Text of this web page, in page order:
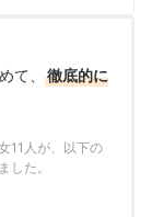
ク、ギフトアイ
証を担当。「ユ
ーに、日々の業
リスタとして現
ルなレビューを
て、
徹底的に
11人が、以下の
した。